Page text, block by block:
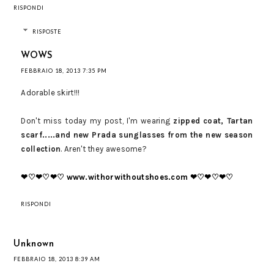
RISPONDI
RISPOSTE
WOWS
FEBBRAIO 18, 2013 7:35 PM
Adorable skirt!!!
Don't miss today my post, I'm wearing zipped coat, Tartan
scarf.....and new Prada sunglasses from the new season
collection. Aren't they awesome?
❤♡❤♡❤♡ www.withorwithoutshoes.com ❤♡❤♡❤♡
RISPONDI
Unknown
FEBBRAIO 18, 2013 8:39 AM